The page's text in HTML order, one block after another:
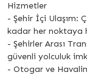
Hizmetler
- Şehir İçi Ulaşım:
kadar her noktaya
- Şehirler Arası
güvenli yolculuk
- Otogar ve